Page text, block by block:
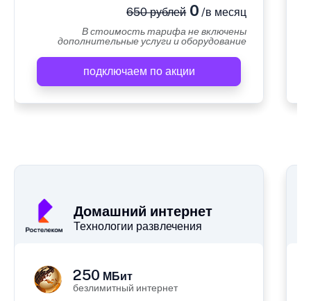
650 рублей0 /в месяц
В стоимость тарифа не включены
дополнительные услуги и оборудование
подключаем по акции
Домашний интернет
Технологии развлечения
250 МБит
безлимитный интернет